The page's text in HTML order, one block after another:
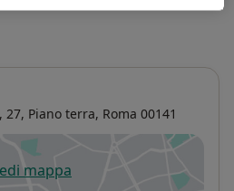
27, Piano terra, Roma 00141
mappa
si apre in una nuova scheda